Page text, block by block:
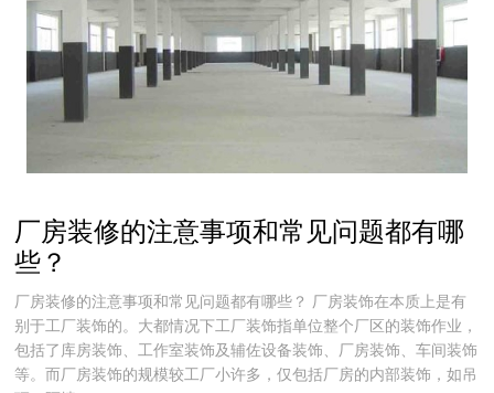
厂房装修的注意事项和常见问题都有哪
些？
厂房装修的注意事项和常见问题都有哪些？ 厂房装饰在本质上是有
别于工厂装饰的。大都情况下工厂装饰指单位整个厂区的装饰作业，
包括了库房装饰、工作室装饰及辅佐设备装饰、厂房装饰、车间装饰
等。而厂房装饰的规模较工厂小许多，仅包括厂房的内部装饰，如吊